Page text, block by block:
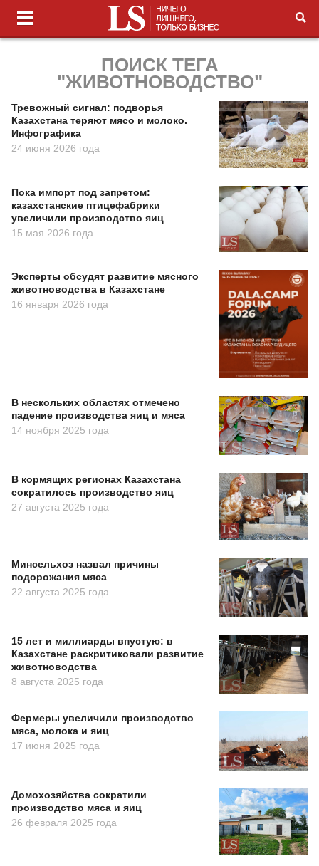
ПОИСК ТЕГА
"ЖИВОТНОВОДСТВО"
Тревожный сигнал: подворья
Казахстана теряют мясо и молоко.
Инфографика
24 июня 2026 года
Пока импорт под запретом:
казахстанские птицефабрики
увеличили производство яиц
15 мая 2026 года
Эксперты обсудят развитие мясного
животноводства в Казахстане
16 января 2026 года
В нескольких областях отмечено
падение производства яиц и мяса
14 ноября 2025 года
В кормящих регионах Казахстана
сократилось производство яиц
27 августа 2025 года
Минсельхоз назвал причины
подорожания мяса
22 августа 2025 года
15 лет и миллиарды впустую: в
Казахстане раскритиковали развитие
животноводства
8 августа 2025 года
Фермеры увеличили производство
мяса, молока и яиц
17 июня 2025 года
Домохозяйства сократили
производство мяса и яиц
26 февраля 2025 года